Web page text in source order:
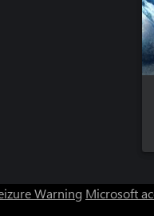
Warning Microsoft